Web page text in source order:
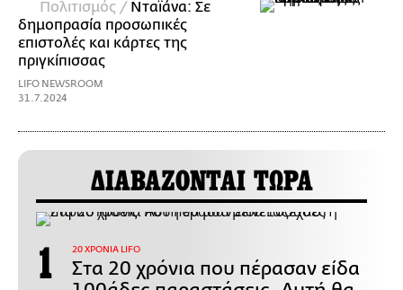
Πολιτισμός / Νταϊάνα: Σε
δημοπρασία προσωπικές
επιστολές και κάρτες της
πριγκίπισσας
LIFO NEWSROOM
31.7.2024
ΔΙΑΒΑΖΟΝΤΑΙ ΤΩΡΑ
20 ΧΡΟΝΙΑ LIFO
Στα 20 χρόνια που πέρασαν είδα